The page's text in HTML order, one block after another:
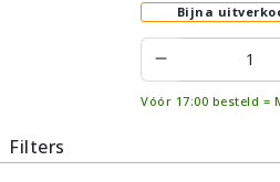
Bijna
Vóór 17:00 besteld =
Filters